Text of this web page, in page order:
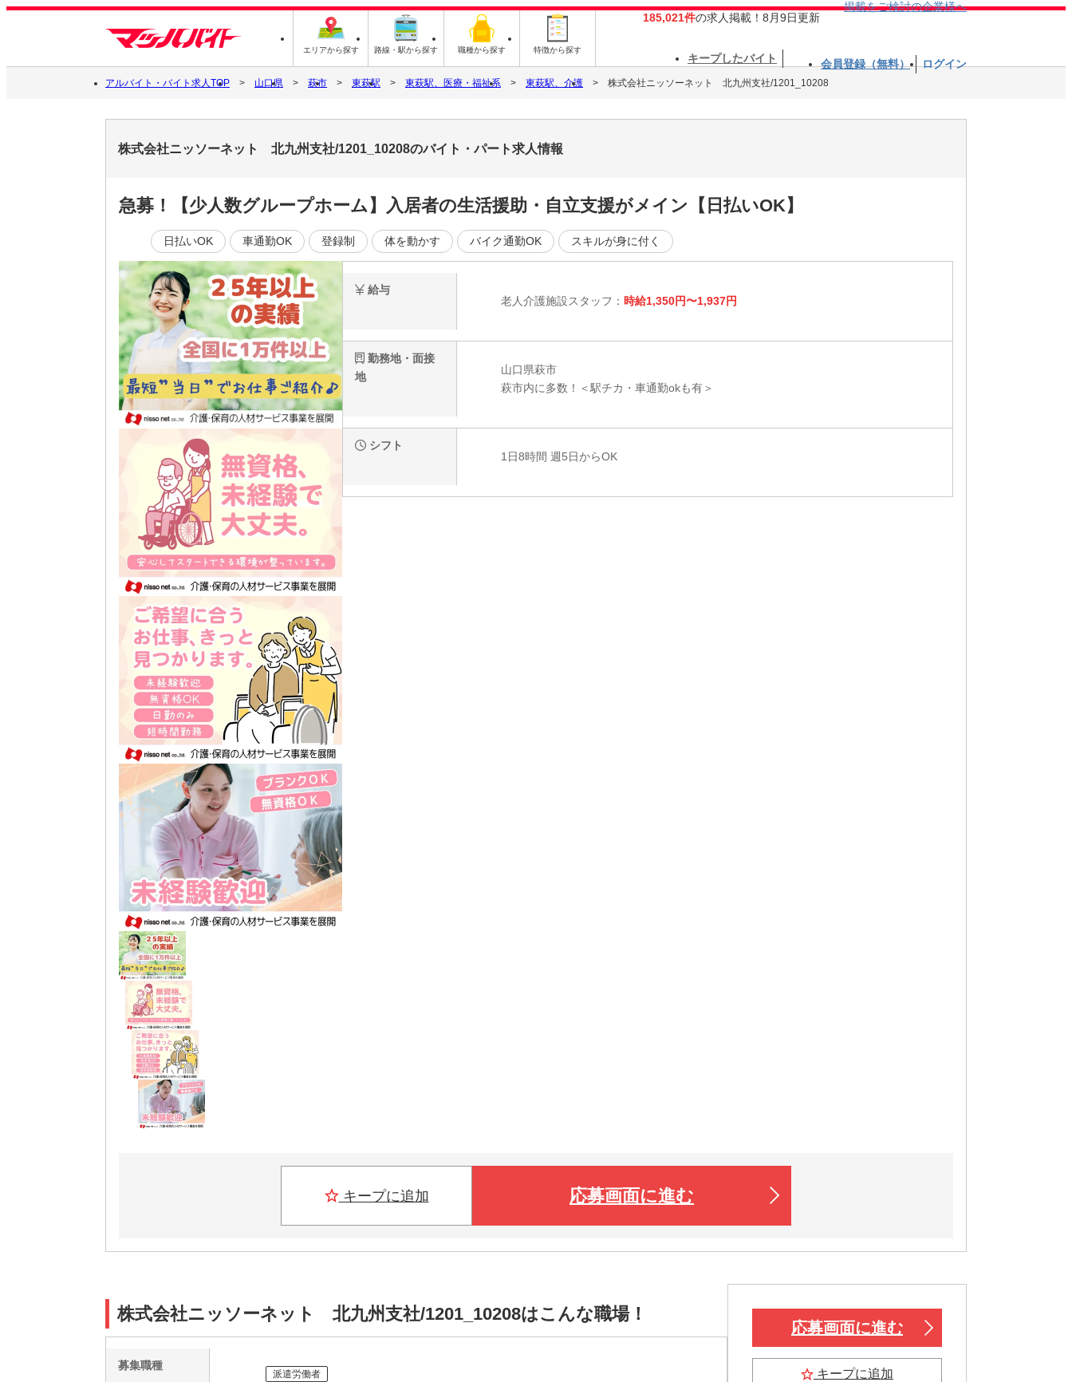
エリアから探す 路線・駅から探す 職種から探す 特徴から探す
185,021件の求人掲載！8月9日更新
掲載をご検討の企業様へ
キープしたバイト 会員登録（無料） ログイン
アルバイト・バイト求人TOP 山口県 萩市 東萩駅 東萩駅、医療・福祉系 東萩駅、介護 株式会社ニッソーネット 北九州支社/1201_10208
株式会社ニッソーネット 北九州支社/1201_10208のバイト・パート求人情報
急募！【少人数グループホーム】入居者の生活援助・自立支援がメイン【日払いOK】
日払いOK 車通勤OK 登録制 体を動かす バイク通勤OK スキルが身に付く
給与
老人介護施設スタッフ： 時給1,350円〜1,937円
勤務地・面接
地
山口県萩市
萩市内に多数！＜駅チカ・車通勤okも有＞
シフト
1日8時間 週5日からOK
キープに追加 応募画面に進む
株式会社ニッソーネット 北九州支社/1201_10208はこんな職場！
募集職種
派遣労働者
応募画面に進む
キープに追加